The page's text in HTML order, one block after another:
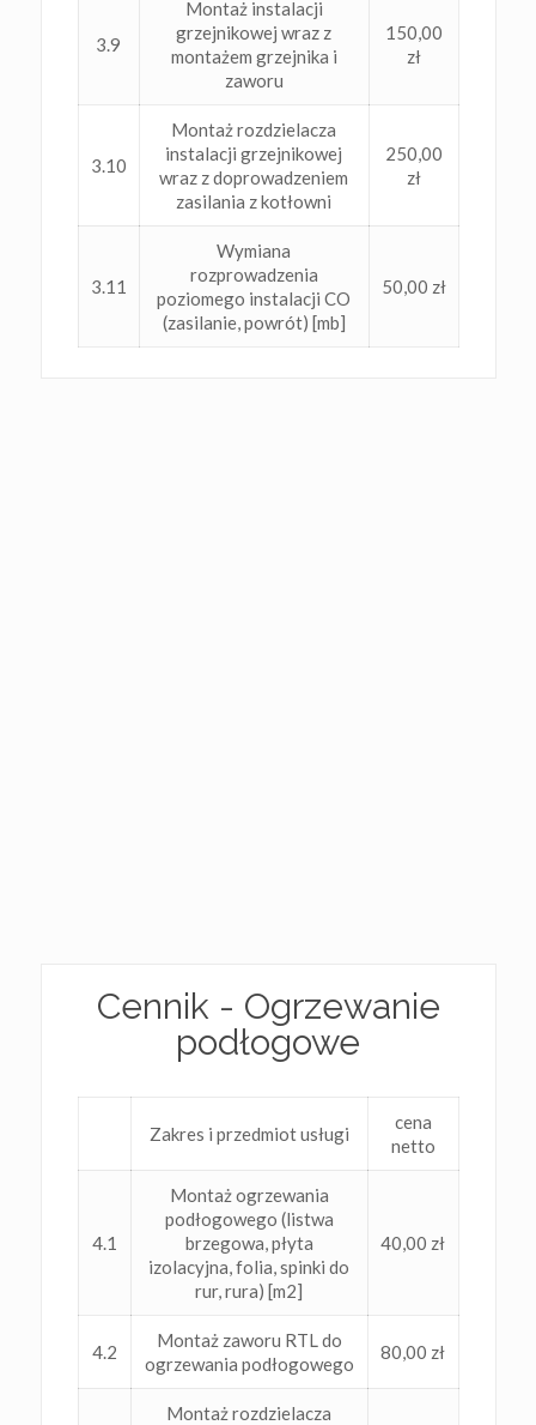
3.9
Montaż instalacji
grzejnikowej wraz z
montażem grzejnika i
zaworu
150,00
zł
3.10
Montaż rozdzielacza
instalacji grzejnikowej
wraz z doprowadzeniem
zasilania z kotłowni
250,00
zł
3.11
Wymiana
rozprowadzenia
poziomego instalacji CO
(zasilanie, powrót) [mb]
50,00 zł
Cennik - Ogrzewanie
podłogowe
Zakres i przedmiot usługi
cena
netto
4.1
Montaż ogrzewania
podłogowego (listwa
brzegowa, płyta
izolacyjna, folia, spinki do
rur, rura) [m2]
40,00 zł
4.2
Montaż zaworu RTL do
ogrzewania podłogowego
80,00 zł
Montaż rozdzielacza